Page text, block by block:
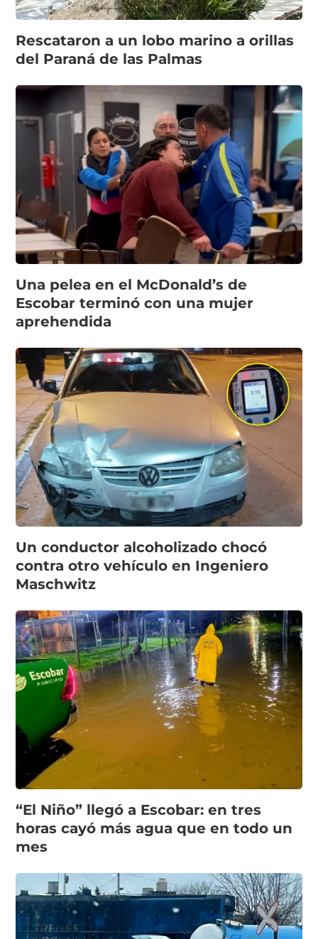
Rescataron a un lobo marino a orillas
del Paraná de las Palmas
Una pelea en el McDonald’s de
Escobar terminó con una mujer
aprehendida
Un conductor alcoholizado chocó
contra otro vehículo en Ingeniero
Maschwitz
“El Niño” llegó a Escobar: en tres
horas cayó más agua que en todo un
mes